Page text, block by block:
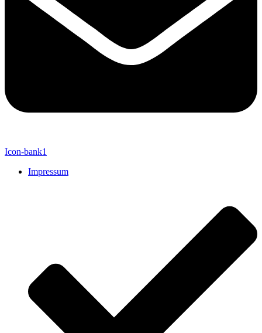
Icon-bank1
Impressum